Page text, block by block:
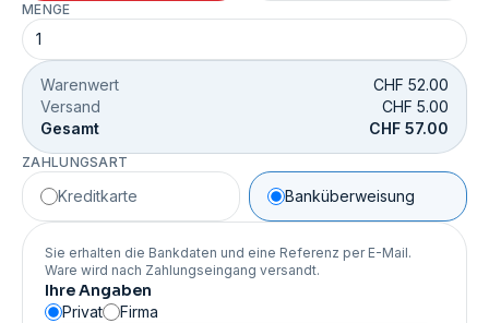
MENGE
Warenwert
CHF 52.00
Versand
CHF 5.00
Gesamt
CHF 57.00
ZAHLUNGSART
Kreditkarte Banküberweisung
Sie erhalten die Bankdaten und eine Referenz per E-Mail.
Ware wird nach Zahlungseingang versandt.
Ihre Angaben
Privat Firma